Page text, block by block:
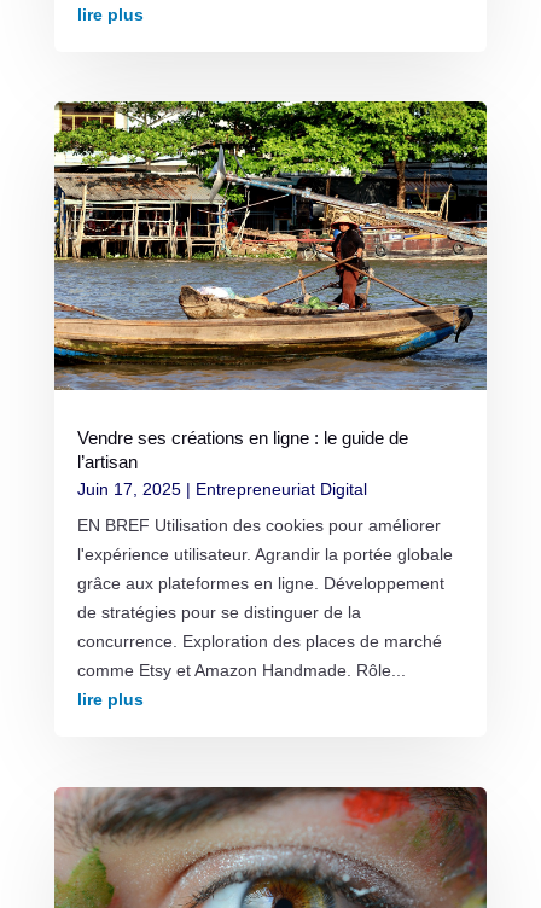
lire plus
Vendre ses créations en ligne : le guide de
l’artisan
Juin 17, 2025| Entrepreneuriat Digital
EN BREF Utilisation des cookies pour améliorer
l'expérience utilisateur. Agrandir la portée globale
grâce aux plateformes en ligne. Développement
de stratégies pour se distinguer de la
concurrence. Exploration des places de marché
comme Etsy et Amazon Handmade. Rôle...
lire plus